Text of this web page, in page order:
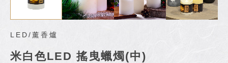
LED/薰香爐
米白色LED 搖曳蠟燭(中)